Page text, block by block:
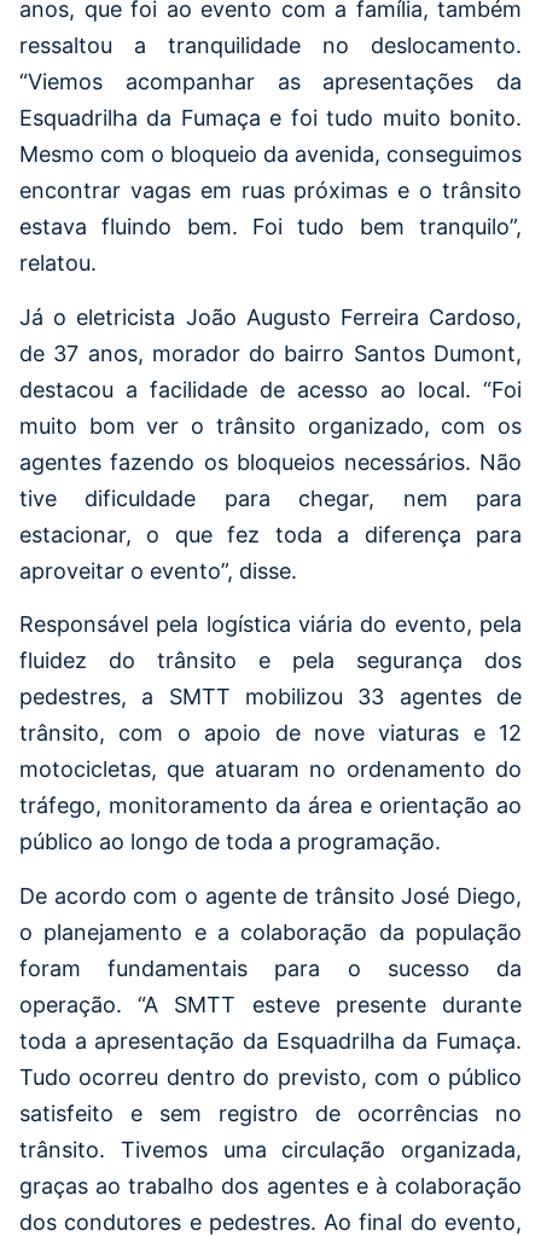
anos, que foi ao evento com a família, também
ressaltou a tranquilidade no deslocamento.
“Viemos acompanhar as apresentações da
Esquadrilha da Fumaça e foi tudo muito bonito.
Mesmo com o bloqueio da avenida, conseguimos
encontrar vagas em ruas próximas e o trânsito
estava fluindo bem. Foi tudo bem tranquilo”,
relatou.
Já o eletricista João Augusto Ferreira Cardoso,
de 37 anos, morador do bairro Santos Dumont,
destacou a facilidade de acesso ao local. “Foi
muito bom ver o trânsito organizado, com os
agentes fazendo os bloqueios necessários. Não
tive dificuldade para chegar, nem para
estacionar, o que fez toda a diferença para
aproveitar o evento”, disse.
Responsável pela logística viária do evento, pela
fluidez do trânsito e pela segurança dos
pedestres, a SMTT mobilizou 33 agentes de
trânsito, com o apoio de nove viaturas e 12
motocicletas, que atuaram no ordenamento do
tráfego, monitoramento da área e orientação ao
público ao longo de toda a programação.
De acordo com o agente de trânsito José Diego,
o planejamento e a colaboração da população
foram fundamentais para o sucesso da
operação. “A SMTT esteve presente durante
toda a apresentação da Esquadrilha da Fumaça.
Tudo ocorreu dentro do previsto, com o público
satisfeito e sem registro de ocorrências no
trânsito. Tivemos uma circulação organizada,
graças ao trabalho dos agentes e à colaboração
dos condutores e pedestres. Ao final do evento,